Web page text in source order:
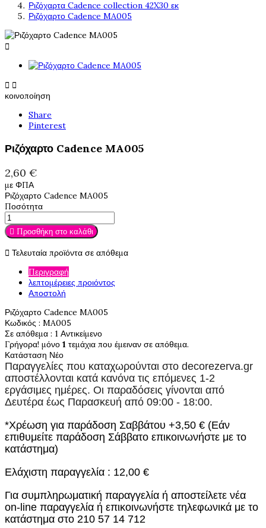
Ριζόχαρτα Cadence collection 42X30 εκ
Ριζόχαρτο Cadence MA005

 
κοινοποίηση
Share
Pinterest
Ριζόχαρτο Cadence MA005
2,60 €
με ΦΠΑ
Ριζόχαρτο Cadence MA005
Ποσότητα
 Προσθήκη στο καλάθι
 Τελευταία προϊόντα σε απόθεμα
Περιγραφή
λεπτομέρειες προιόντος
Αποστολή
Ριζόχαρτο Cadence MA005
Κωδικός : MA005
Σε απόθεμα : 1 Αντικείμενο
Γρήγορα! μόνο 1 τεμάχια που έμειναν σε απόθεμα.
Κατάσταση Νέο
Παραγγελίες που καταχωρούνται στο decorezerva.gr
αποστέλλονται κατά κανόνα τις επόμενες 1-2
εργάσιμες ημέρες. Οι παραδόσεις γίνονται από
Δευτέρα έως Παρασκευή από 09:00 - 18:00.
*Χρέωση για παράδοση Σαββάτου +3,50 € (Εάν
επιθυμείτε παράδοση Σάββατο επικοινωνήστε με το
κατάστημα)
Ελάχιστη παραγγελία : 12,00 €
Για συμπληρωματική παραγγελία ή αποστείλετε νέα
on-line παραγγελία ή επικοινωνήστε τηλεφωνικά με το
κατάστημα στο 210 57 14 712